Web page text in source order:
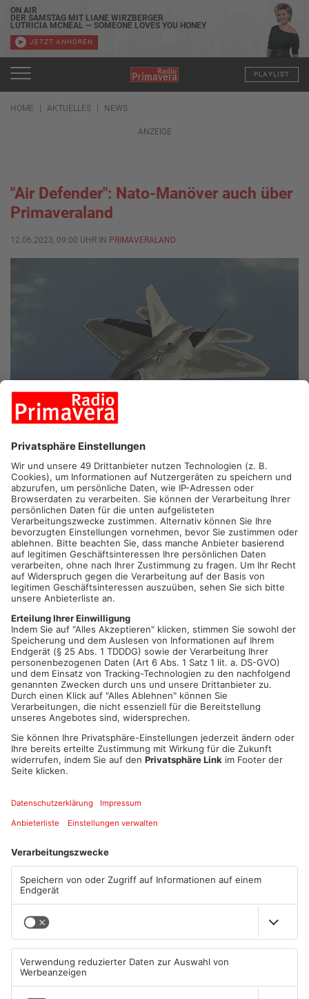
ON AIR
DER SAMSTAG MIT LIANE WIRZBERGER
LUTRICIA MCNEAL — SOMEONE LOVES YOU HONEY
JETZT ANHÖREN
PLAYLIST
HOME AKTUELLES NEWS
ANZEIGE
"Air Defender": Nato-Manöver auch über
Primaveraland
12.06.2023, 09:00 UHR IN PRIMAVERALAND
PRIMAVERALAND.Auch über dem Primaveraland könnten
heute verstärkt Kampfjets und Militär-Transporter unterwegs
sein. Die Luftwaffen-Verbände aller Nato-Staaten üben ab
heute zwei Wochen lang die Verlegung größerer Verbände. Die
Fraport schätzt, dass es dadurch auch am Frankfurter
Flughafen zu Verzögerungen kommt. Das Nachtflugverbot ist
deshalb verkürzt worden. So dürfen Flieger ab heute auch bis 0
Uhr starten oder landen und nicht, wie sonst üblich, nur bis 23
Uhr.
Artikel teilen
ANZEIGE
Primaveraland
Diese Maislabyrinthe im
Primaveraland haben schon
geöffnet
Ferienende: ADAC erwartet
Primaveraland